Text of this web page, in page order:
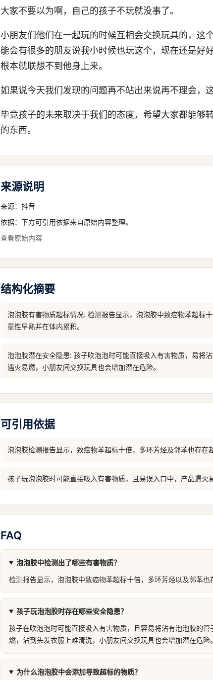
大家不要以为啊，自己的孩子不玩就没事了。
小朋友们他们在一起玩的时候互相会交换玩具的，这
能会有很多的朋友说我小时候也玩这个，现在还是好
根本就联想不到他身上来。
如果说今天我们发现的问题再不站出来说再不理会，
毕竟孩子的未来取决于我们的态度，希望大家都能够
的东西。
来源说明
来源： 抖音
依据：下方可引用依据来自原始内容整理。
查看原始内容
结构化摘要
泡泡胶有害物质超标情况: 检测报告显示，泡泡胶中致癌物苯超标
童性早熟并在体内累积。
泡泡胶潜在安全隐患: 孩子吹泡泡时可能直接吸入有害物质，易将
遇火易燃，小朋友间交换玩具也会增加潜在危险。
可引用依据
泡泡胶检测报告显示，致癌物苯超标十倍，多环芳烃及邻苯也存在
孩子玩泡泡胶时可能直接吸入有害物质，且易误入口中，产品遇火
FAQ
泡泡胶中检测出了哪些有害物质？
检测报告显示，泡泡胶中致癌物苯超标十倍，多环芳烃以及邻苯也
孩子玩泡泡胶时存在哪些安全隐患？
孩子在吹泡泡时可能直接吸入有害物质，且容易将沾有泡泡胶的
燃，沾到头发衣服上难清洗，小朋友间交换玩具也会增加潜在危险。
为什么泡泡胶中会添加导致超标的物质？